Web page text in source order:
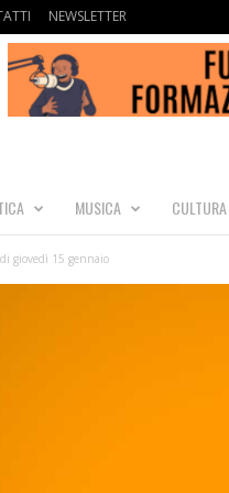
NEWSLETTER
MUSICA CULTURA
giovedì 15 gennaio